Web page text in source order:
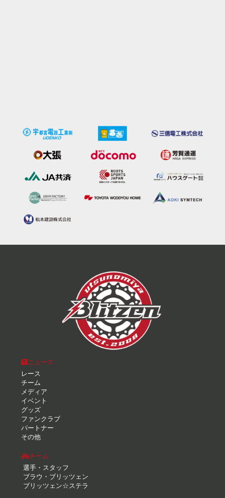
ニュース
レース
チーム
メディア
イベント
グッズ
ファンクラブ
パートナー
その他
チーム
選手・スタッフ
ブラウ・ブリッツェン
ブリッツェン☆ステラ